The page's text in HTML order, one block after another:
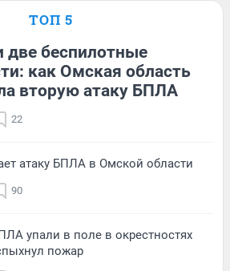
ТОП 5
две беспилотные
как Омская область
вторую атаку БПЛА
22
атаку БПЛА в Омской области
90
упали в поле в окрестностях
пожар